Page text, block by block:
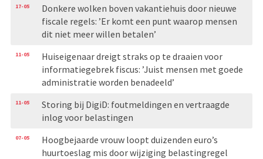
17-05
Donkere wolken boven vakantiehuis door nieuwe
fiscale regels: ’Er komt een punt waarop mensen
dit niet meer willen betalen’
11-05
Huiseigenaar dreigt straks op te draaien voor
informatiegebrek fiscus: ’Juist mensen met goede
administratie worden benadeeld’
11-05
Storing bij DigiD: foutmeldingen en vertraagde
inlog voor belastingen
07-05
Hoogbejaarde vrouw loopt duizenden euro’s
huurtoeslag mis door wijziging belastingregel